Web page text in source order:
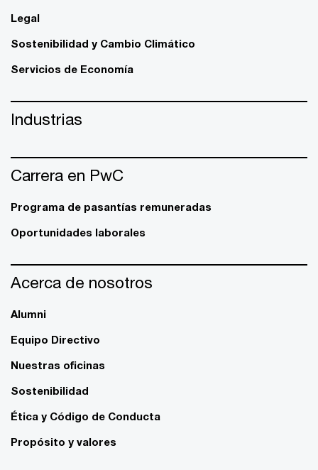
Legal
Sostenibilidad y Cambio Climático
Servicios de Economía
Industrias
Carrera en PwC
Programa de pasantías remuneradas
Oportunidades laborales
Acerca de nosotros
Alumni
Equipo Directivo
Nuestras oficinas
Sostenibilidad
Ética y Código de Conducta
Propósito y valores